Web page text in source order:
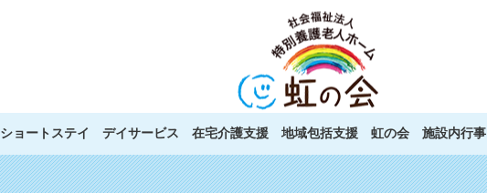
ショートステイ デイサービス 在宅介護支援 地域包括支援 虹の会 施設内行事